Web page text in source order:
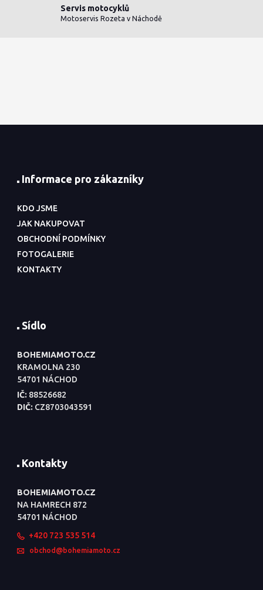
Servis motocyklů
Motoservis Rozeta v Náchodě
Informace pro zákazníky
KDO JSME
JAK NAKUPOVAT
OBCHODNÍ PODMÍNKY
FOTOGALERIE
KONTAKTY
Sídlo
BOHEMIAMOTO.CZ
KRAMOLNA 230
54701 NÁCHOD
IČ: 88526682
DIČ: CZ8703043591
Kontakty
BOHEMIAMOTO.CZ
NA HAMRECH 872
54701 NÁCHOD
+420 723 535 514
obchod@bohemiamoto.cz